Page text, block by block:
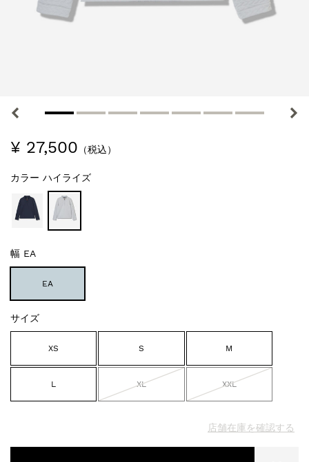
¥ 27,500 （税込）
カラー ハイライズ
幅 EA
EA
サイズ
XS S M
L XL XXL
店舗在庫を確認する